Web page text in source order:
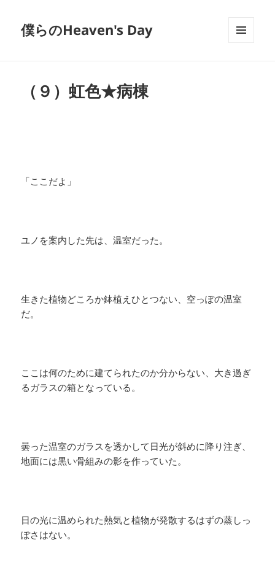
僕らのHeaven's Day
（９）虹色★病棟
「ここだよ」
ユノを案内した先は、温室だった。
生きた植物どころか鉢植えひとつない、空っぽの温室
だ。
ここは何のために建てられたのか分からない、大き過ぎ
るガラスの箱となっている。
曇った温室のガラスを透かして日光が斜めに降り注ぎ、
地面には黒い骨組みの影を作っていた。
日の光に温められた熱気と植物が発散するはずの蒸しっ
ぽさはない。